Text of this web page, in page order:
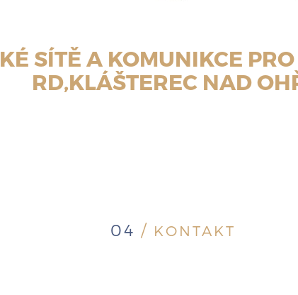
SÍTĚ A KOMUNIKCE
RD,KLÁŠTEREC NAD
04 / KONTAKT